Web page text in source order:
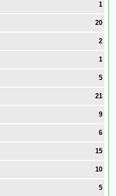
1
20
2
1
5
21
9
6
15
10
5